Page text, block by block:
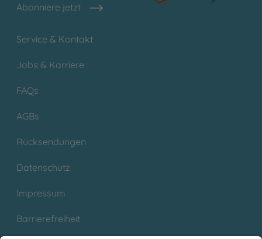
Abonniere jetzt
Service & Kontakt
Jobs & Karriere
FAQs
AGBs
Rücksendungen
Datenschutz
Impressum
Barrierefreiheit